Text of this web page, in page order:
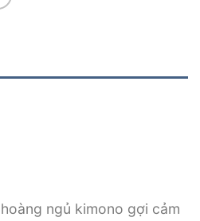
ngủ kimono gợi cảm